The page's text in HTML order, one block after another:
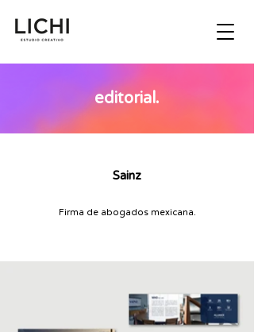
editorial.
Sainz
Firma de abogados mexicana.